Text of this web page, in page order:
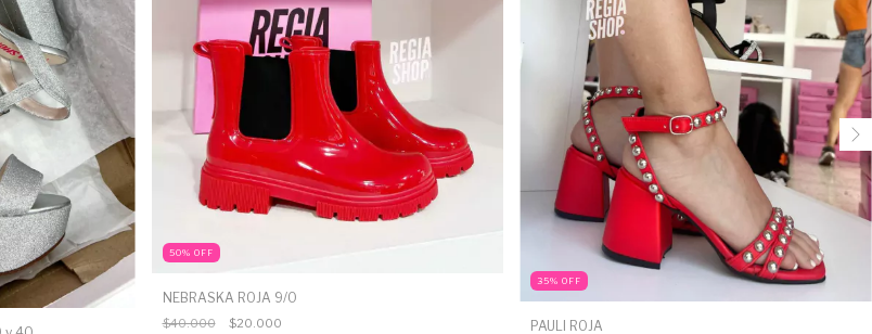
50% OFF
NEBRASKA ROJA 9/0
$40.000 $20.000
35%OFF
PAULI ROJA